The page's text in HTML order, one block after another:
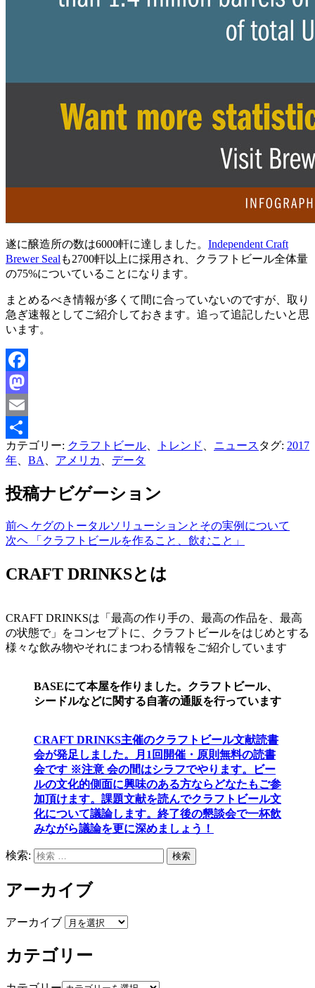
遂に醸造所の数は6000軒に達しました。 Independent Craft
Brewer Seal も2700軒以上に採用され、クラフトビール全体量
の75%についていることになります。
まとめるべき情報が多くて間に合っていないのですが、取り
急ぎ速報としてご紹介しておきます。追って追記したいと思
います。
Facebook
Mastodon
Email
共
カテゴリー: クラフトビール トレンド ニュース タグ: 2017
年
BA アメリカ データ
投稿ナビゲーション
前へ ケグのトータルソリューションとその実例について
次ヘ
「クラフトビールを作ること、飲むこと」
CRAFT DRINKSとは
CRAFT DRINKSは「最高の作り手の、最高の作品を、最高
の状態で」をコンセプトに、クラフトビールをはじめとする
様々な飲み物やそれにまつわる情報をご紹介しています
BASEにて本屋を作りました。クラフトビール、
シードルなどに関する自著の通販を行っています
CRAFT DRINKS主催のクラフトビール文献読書
会が発足しました。
月1回開催・原則無料の読書
会です ※注意 会の間はシラフでやります。
ビー
ルの文化的側面に興味のある方ならどなたもご参
加頂けます。 課題文献を読んでクラフトビール文
化について議論します。 終了後の懇談会で一杯飲
みながら議論を更に深めましょう！
検索: 検索
アーカイブ
アーカイブ
カテゴリー